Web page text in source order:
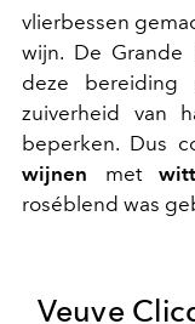
vlierbessen
wijn. De Grande
deze bereiding
zuiverheid van
beperken. Dus
wijnen met
roséblend was
Veuve